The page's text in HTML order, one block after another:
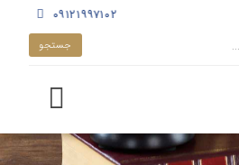
۰۹۱۲۱۹۹۷۱۰۲